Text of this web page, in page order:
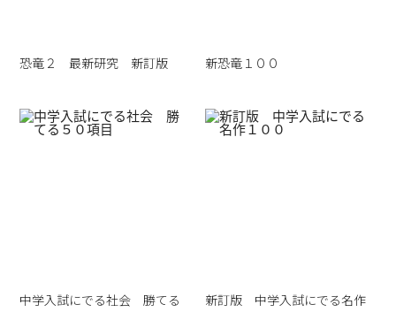
恐竜２ 最新研究 新訂版 新恐竜１００
中学入試にでる社会 勝てる
新訂版 中学入試にでる名作